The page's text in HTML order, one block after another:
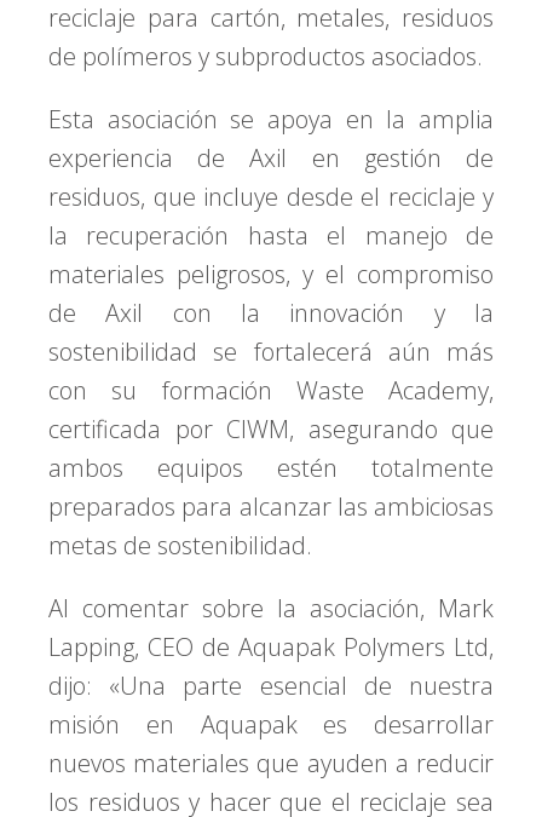
reciclaje para cartón, metales, residuos
de polímeros y subproductos asociados.
Esta asociación se apoya en la amplia
experiencia de Axil en gestión de
residuos, que incluye desde el reciclaje y
la recuperación hasta el manejo de
materiales peligrosos, y el compromiso
de Axil con la innovación y la
sostenibilidad se fortalecerá aún más
con su formación Waste Academy,
certificada por CIWM, asegurando que
ambos equipos estén totalmente
preparados para alcanzar las ambiciosas
metas de sostenibilidad.
Al comentar sobre la asociación, Mark
Lapping, CEO de Aquapak Polymers Ltd,
dijo: «Una parte esencial de nuestra
misión en Aquapak es desarrollar
nuevos materiales que ayuden a reducir
los residuos y hacer que el reciclaje sea